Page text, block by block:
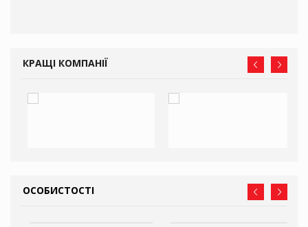
КРАЩІ КОМПАНІЇ
ОСОБИСТОСТІ